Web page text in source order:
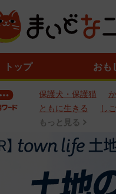
トップ おも
保護犬・保護猫
ともに生きる
し
もっと見る